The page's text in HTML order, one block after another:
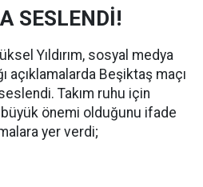
SESLENDİ!
Yıldırım, sosyal medya
açıklamalarda Beşiktaş maçı
Takım ruhu için
önemi olduğunu ifade
yer verdi;